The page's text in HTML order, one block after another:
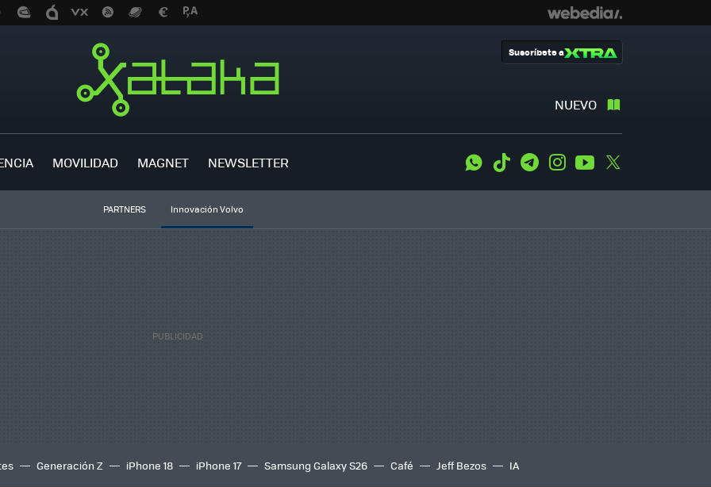
NUEVO
Suscríbete a
MOVILIDAD MAGNET NEWSLETTER WhatsApp
Tiktok TelegramInstagramYoutube
PARTNERS Innovación Volvo
Generación Z iPhone 18 iPhone 17 Samsung Galaxy S26 Café Jeff Bezos IA